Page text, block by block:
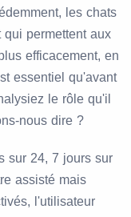
les chats
permettent aux
efficacement, en
essentiel qu'avant
le rôle qu'il
nous dire ?
sur 24, 7 jours sur
assisté mais
l'utilisateur